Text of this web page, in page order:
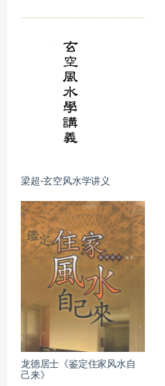
梁超-玄空风水学讲义
龙德居士《鉴定住家风水自
己来》